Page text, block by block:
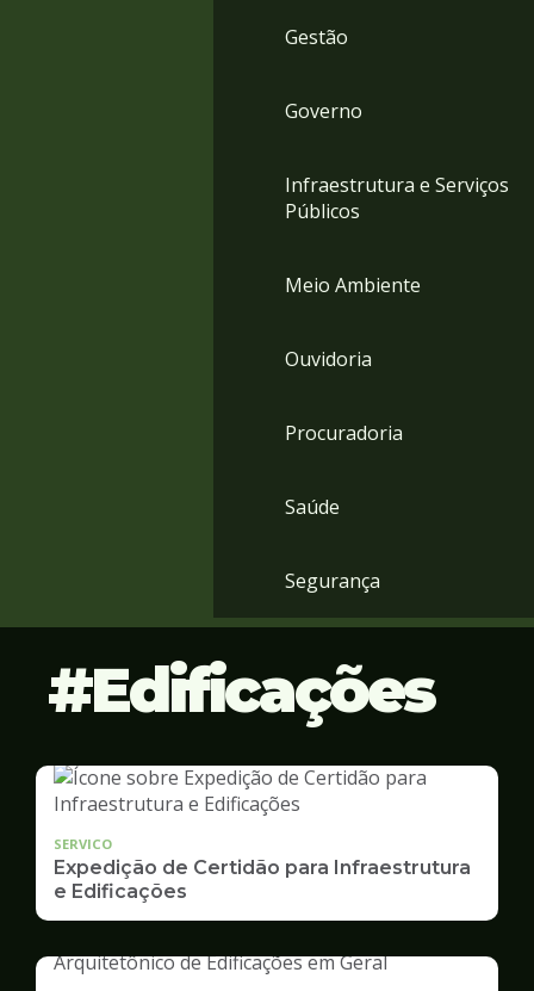
Gestão
Governo
Infraestrutura e Serviços
Públicos
Meio Ambiente
Ouvidoria
Procuradoria
Saúde
Segurança
Edificações
SERVICO
Expedição de Certidão para Infraestrutura
e Edificações